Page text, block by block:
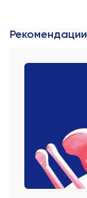
Рекомендации